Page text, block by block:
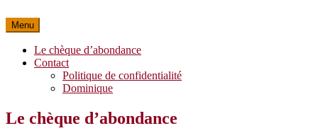
Menu
Le chèque d’abondance
Contact
Politique de confidentialité
Dominique
Le chèque d’abondance